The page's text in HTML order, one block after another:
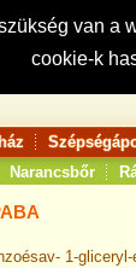
van
cookie-k
Narancsbőr
1-